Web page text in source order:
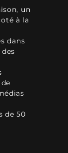
un
à la
dans
de 50